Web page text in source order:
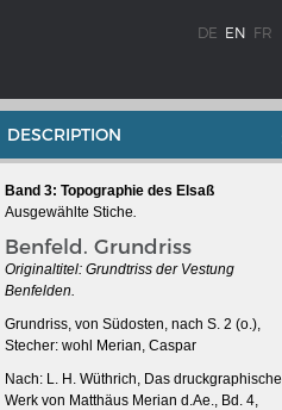
DE EN FR
WEIMAR: THE ESSENCE AND VALUE OF
DEMOCRACY
Government programme
DESCRIPTION
Band 3: Topographie des Elsaß
Ausgewählte Stiche.
Benfeld. Grundriss
Originaltitel: Grundtriss der Vestung
Benfelden.
Grundriss, von Südosten, nach S. 2 (o.),
Stecher: wohl Merian, Caspar
Nach: L. H. Wüthrich, Das druckgraphische
Werk von Matthäus Merian d.Ae., Bd. 4,